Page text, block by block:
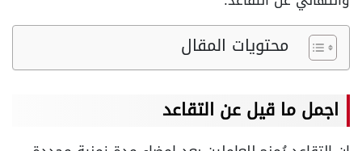
محتويات المقال
اجمل ما قيل عن التقاعد